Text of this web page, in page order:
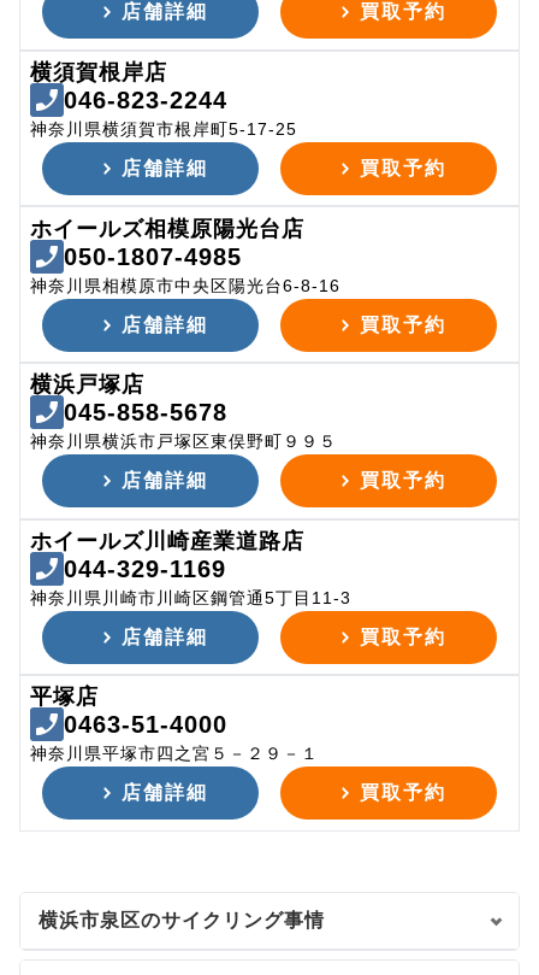
店舗詳細 買取予約
横須賀根岸店
046-823-2244
神奈川県横須賀市根岸町5-17-25
店舗詳細 買取予約
ホイールズ相模原陽光台店
050-1807-4985
神奈川県相模原市中央区陽光台6-8-16
店舗詳細 買取予約
横浜戸塚店
045-858-5678
神奈川県横浜市戸塚区東俣野町９９５
店舗詳細 買取予約
ホイールズ川崎産業道路店
044-329-1169
神奈川県川崎市川崎区鋼管通5丁目11-3
店舗詳細 買取予約
平塚店
0463-51-4000
神奈川県平塚市四之宮５－２９－１
店舗詳細 買取予約
横浜市泉区のサイクリング事情